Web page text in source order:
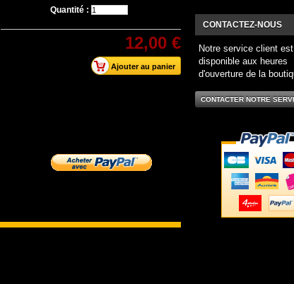
Quantité :
12,00 €
CONTACTEZ-NOUS
Notre service client est
disponible aux heures
d'ouverture de la
CONTACTER NOTRE